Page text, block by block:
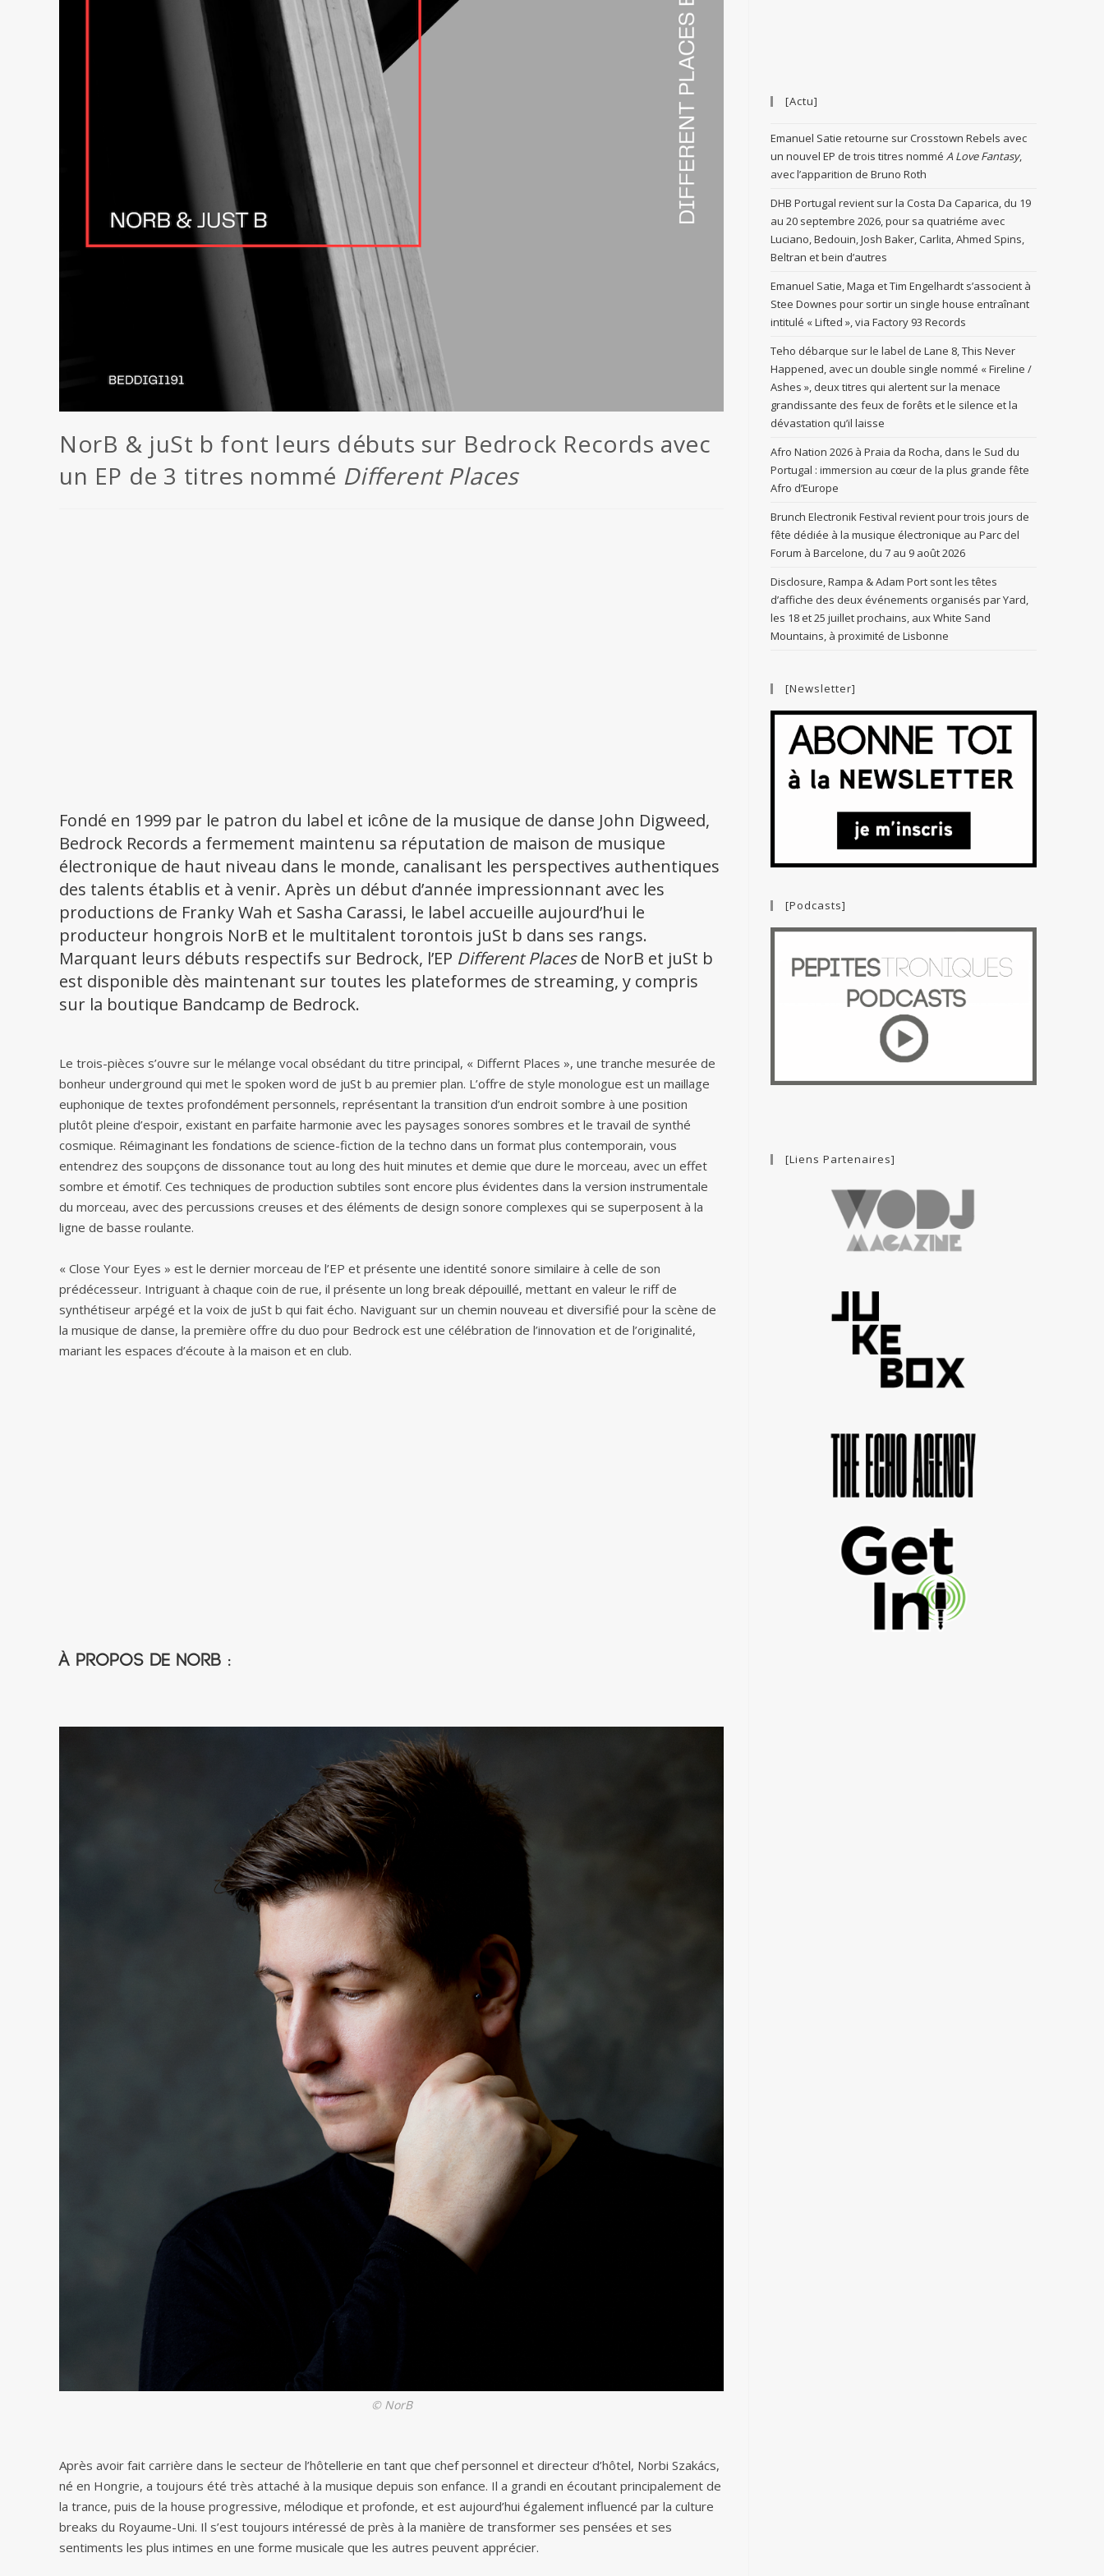
NorB & juSt b font leurs débuts sur Bedrock Records avec
un EP de 3 titres nommé Different Places
Fondé en 1999 par le patron du label et icône de la musique de danse John Digweed,
Bedrock Records a fermement maintenu sa réputation de maison de musique
électronique de haut niveau dans le monde, canalisant les perspectives authentiques
des talents établis et à venir. Après un début d’année impressionnant avec les
productions de Franky Wah et Sasha Carassi, le label accueille aujourd’hui le
producteur hongrois NorB et le multitalent torontois juSt b dans ses rangs.
Marquant leurs débuts respectifs sur Bedrock, l’EP Different Placesde NorB et juSt b
est disponible dès maintenant sur toutes les plateformes de streaming, y compris
sur la boutique Bandcamp de Bedrock.
Le trois-pièces s’ouvre sur le mélange vocal obsédant du titre principal, « Differnt Places », une tranche mesurée de
bonheur underground qui met le spoken word de juSt b au premier plan. L’offre de style monologue est un maillage
euphonique de textes profondément personnels, représentant la transition d’un endroit sombre à une position
plutôt pleine d’espoir, existant en parfaite harmonie avec les paysages sonores sombres et le travail de synthé
cosmique. Réimaginant les fondations de science-fiction de la techno dans un format plus contemporain, vous
entendrez des soupçons de dissonance tout au long des huit minutes et demie que dure le morceau, avec un effet
sombre et émotif. Ces techniques de production subtiles sont encore plus évidentes dans la version instrumentale
du morceau, avec des percussions creuses et des éléments de design sonore complexes qui se superposent à la
ligne de basse roulante.
« Close Your Eyes » est le dernier morceau de l’EP et présente une identité sonore similaire à celle de son
prédécesseur. Intriguant à chaque coin de rue, il présente un long break dépouillé, mettant en valeur le riff de
synthétiseur arpégé et la voix de juSt b qui fait écho. Naviguant sur un chemin nouveau et diversifié pour la scène de
la musique de danse, la première offre du duo pour Bedrock est une célébration de l’innovation et de l’originalité,
mariant les espaces d’écoute à la maison et en club.
À propos de NorB :
© NorB
Après avoir fait carrière dans le secteur de l’hôtellerie en tant que chef personnel et directeur d’hôtel, Norbi Szakács,
né en Hongrie, a toujours été très attaché à la musique depuis son enfance. Il a grandi en écoutant principalement de
la trance, puis de la house progressive, mélodique et profonde, et est aujourd’hui également influencé par la culture
breaks du Royaume-Uni. Il s’est toujours intéressé de près à la manière de transformer ses pensées et ses
sentiments les plus intimes en une forme musicale que les autres peuvent apprécier.
[Actu]
Emanuel Satie retourne sur Crosstown Rebels avec
un nouvel EP de trois titres nommé A Love Fantasy,
avec l’apparition de Bruno Roth
DHB Portugal revient sur la Costa Da Caparica, du 19
au 20 septembre 2026, pour sa quatriéme avec
Luciano, Bedouin, Josh Baker, Carlita, Ahmed Spins,
Beltran et bein d’autres
Emanuel Satie, Maga et Tim Engelhardt s’associent à
Stee Downes pour sortir un single house entraînant
intitulé « Lifted », via Factory 93 Records
Teho débarque sur le label de Lane 8, This Never
Happened, avec un double single nommé « Fireline /
Ashes », deux titres qui alertent sur la menace
grandissante des feux de forêts et le silence et la
dévastation qu’il laisse
Afro Nation 2026 à Praia da Rocha, dans le Sud du
Portugal : immersion au cœur de la plus grande fête
Afro d’Europe
Brunch Electronik Festival revient pour trois jours de
fête dédiée à la musique électronique au Parc del
Forum à Barcelone, du 7 au 9 août 2026
Disclosure, Rampa & Adam Port sont les têtes
d’affiche des deux événements organisés par Yard,
les 18 et 25 juillet prochains, aux White Sand
Mountains, à proximité de Lisbonne
[Newsletter]
[Podcasts]
[Liens Partenaires]